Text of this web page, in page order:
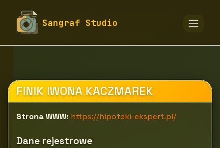
Sangraf Studio
fototapety-sangraf.pl
Finanse, księgowość i ubezpieczenia
FINIK IWONA KACZMAREK
Strona WWW: https://hipoteki-ekspert.pl/
Dane rejestrowe